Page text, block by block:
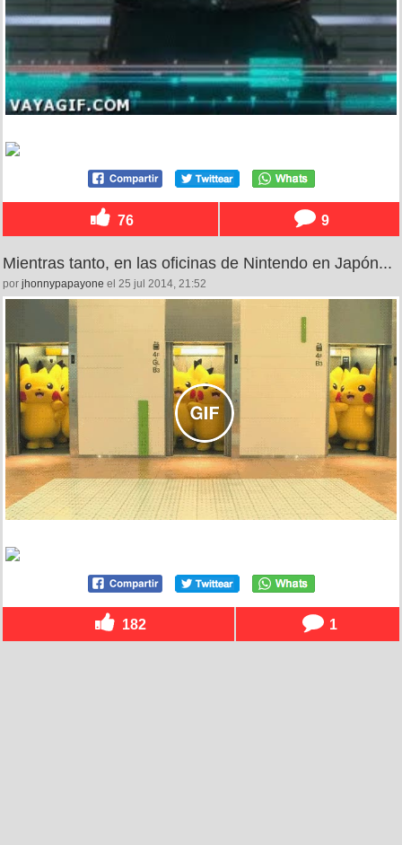
76 9
Mientras tanto, en las oficinas de Nintendo en Japón...
por jhonnypapayone el 25 jul 2014, 21:52
182 1